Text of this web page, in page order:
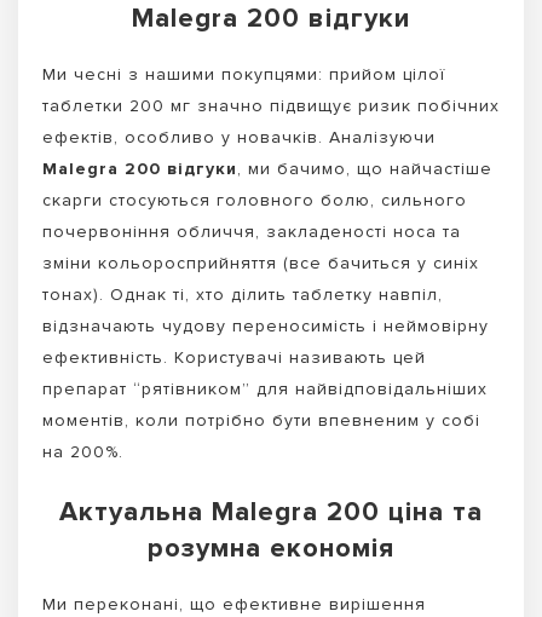
Malegra 200 відгуки
Ми чесні з нашими покупцями: прийом цілої
таблетки 200 мг значно підвищує ризик побічних
ефектів, особливо у новачків. Аналізуючи
Malegra 200 відгуки, ми бачимо, що найчастіше
скарги стосуються головного болю, сильного
почервоніння обличчя, закладеності носа та
зміни кольоросприйняття (все бачиться у синіх
тонах). Однак ті, хто ділить таблетку навпіл,
відзначають чудову переносимість і неймовірну
ефективність. Користувачі називають цей
препарат “рятівником” для найвідповідальніших
моментів, коли потрібно бути впевненим у собі
на 200%.
Актуальна Malegra 200 ціна та
розумна економія
Ми переконані, що ефективне вирішення